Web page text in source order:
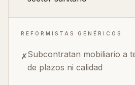
REFORMISTAS GENÉRICOS
✗Subcontratan mobiliario a
de plazos ni calidad